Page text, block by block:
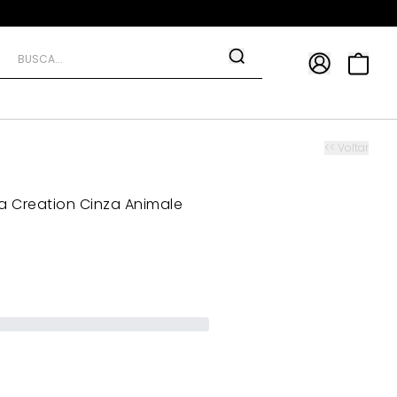
<< Voltar
Creation Cinza Animale